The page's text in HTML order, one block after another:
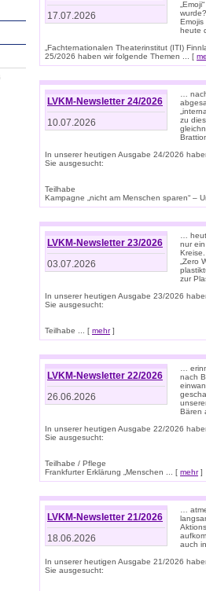
17.07.2026
Emojis
heute
„Fachternationalen Theaterinstitut (ITI)
25/2026 haben wir folgende Themen ... [
LVKM-Newsletter 24/2026
10.07.2026
…
zu
In unserer heutigen Ausgabe 24/2026
Sie ausgesucht:
Teilhabe
Kampagne „nicht am Menschen sparen“ –
LVKM-Newsletter 23/2026
03.07.2026
…
nur
„Zero
zur
In unserer heutigen Ausgabe 23/2026
Sie ausgesucht:
Teilhabe ... [ mehr]
LVKM-Newsletter 22/2026
26.06.2026
…
nach
Bären
In unserer heutigen Ausgabe 22/2026
Sie ausgesucht:
Teilhabe / Pflege
Frankfurter Erklärung „Menschen ... [ mehr]
LVKM-Newsletter 21/2026
18.06.2026
…
auch
In unserer heutigen Ausgabe 21/2026
Sie ausgesucht: